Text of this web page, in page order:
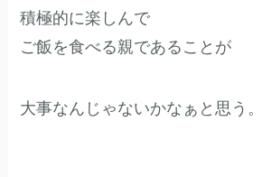
積極的に楽しんで
ご飯を食べる親であることが
大事なんじゃないかなぁと思う。